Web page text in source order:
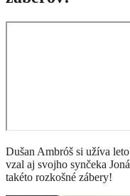
Dušan Ambróš si užíva
vzal aj svojho synčeka
takéto rozkošné zábery!